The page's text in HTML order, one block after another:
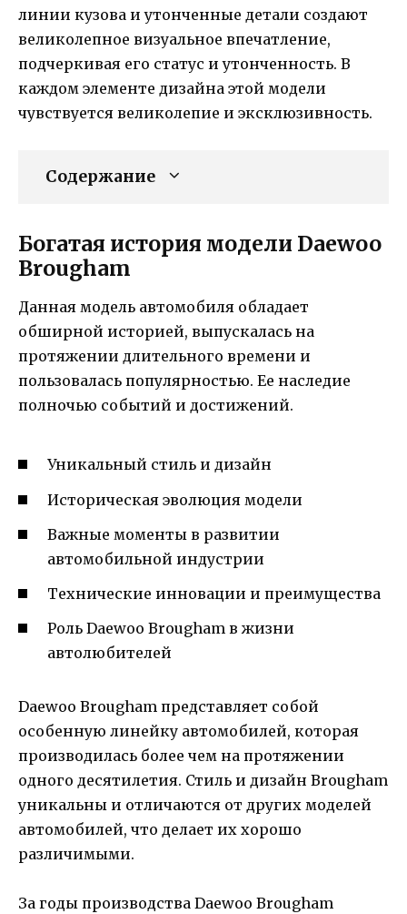
линии кузова и утонченные детали создают
великолепное визуальное впечатление,
подчеркивая его статус и утонченность. В
каждом элементе дизайна этой модели
чувствуется великолепие и эксклюзивность.
Содержание
Богатая история модели Daewoo
Brougham
Данная модель автомобиля обладает
обширной историей, выпускалась на
протяжении длительного времени и
пользовалась популярностью. Ее наследие
полночью событий и достижений.
Уникальный стиль и дизайн
Историческая эволюция модели
Важные моменты в развитии
автомобильной индустрии
Технические инновации и преимущества
Роль Daewoo Brougham в жизни
автолюбителей
Daewoo Brougham представляет собой
особенную линейку автомобилей, которая
производилась более чем на протяжении
одного десятилетия. Стиль и дизайн Brougham
уникальны и отличаются от других моделей
автомобилей, что делает их хорошо
различимыми.
За годы производства Daewoo Brougham